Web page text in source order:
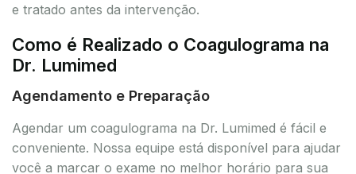
e tratado antes da intervenção.
Como é Realizado o Coagulograma na
Dr. Lumimed
Agendamento e Preparação
Agendar um coagulograma na Dr. Lumimed é fácil e
conveniente. Nossa equipe está disponível para ajudar
você a marcar o exame no melhor horário para sua